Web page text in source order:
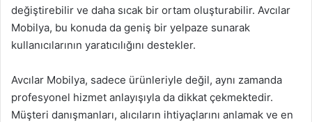
değiştirebilir ve daha sıcak bir ortam oluşturabilir. Avcılar
Mobilya, bu konuda da geniş bir yelpaze sunarak
kullanıcılarının yaratıcılığını destekler.
Avcılar Mobilya, sadece ürünleriyle değil, aynı zamanda
profesyonel hizmet anlayışıyla da dikkat çekmektedir.
Müşteri danışmanları, alıcıların ihtiyaçlarını anlamak ve en